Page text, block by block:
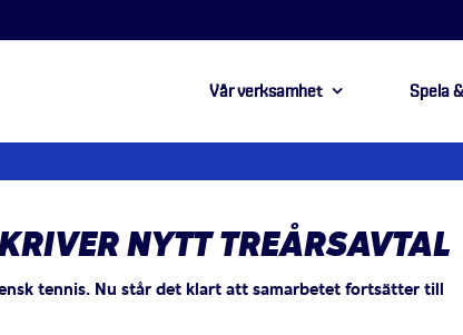
Vår verksamhet Spela
NYTT TREÅRSAVTAL
tennis. Nu står det klart att samarbetet fortsätter till